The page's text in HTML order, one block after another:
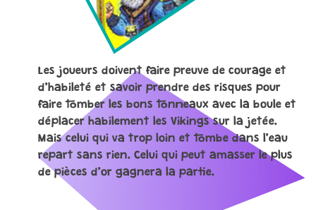
Les joueurs doivent faire preuve de courage et
d’habileté et savoir prendre des risques pour
faire tomber les bons tonneaux avec la boule et
déplacer habilement les Vikings sur la jetée.
Mais celui qui va trop loin et tombe dans l’eau
repart sans rien. Celui qui peut amasser le plus
de pièces d’or gagnera la partie.